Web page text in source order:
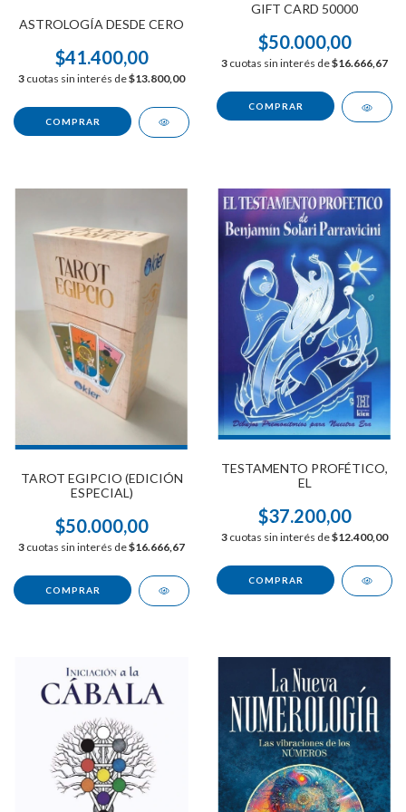
ASTROLOGÍA DESDE CERO
$41.400,00
3 cuotas sin interés de$13.800,00
GIFT CARD 50000
$50.000,00
3 cuotas sin interés de$16.666,67
TAROT EGIPCIO (EDICIÓN
ESPECIAL)
$50.000,00
3 cuotas sin interés de$16.666,67
TESTAMENTO PROFÉTICO,
EL
$37.200,00
3 cuotas sin interés de$12.400,00